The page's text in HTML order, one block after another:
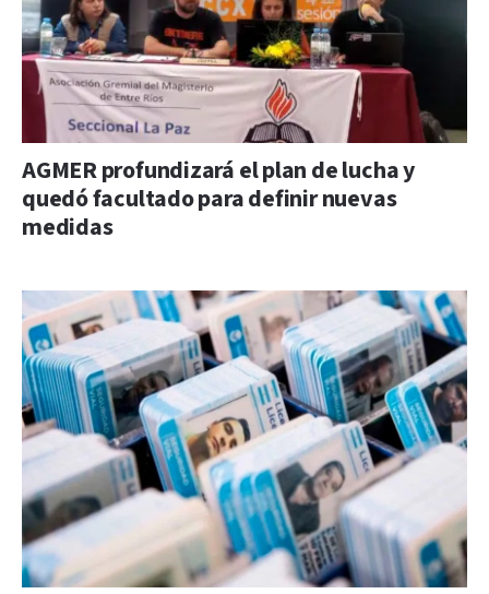
AGMER profundizará el plan de lucha y
quedó facultado para definir nuevas
medidas